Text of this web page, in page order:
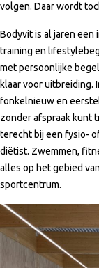
volgen. Daar wordt
Bodyvit is al jaren
training en
met persoonlijke
klaar voor uitbreiding.
fonkelnieuw en
zonder afspraak kunt
terecht bij een fysio-
diëtist. Zwemmen,
alles op het gebied
sportcentrum.